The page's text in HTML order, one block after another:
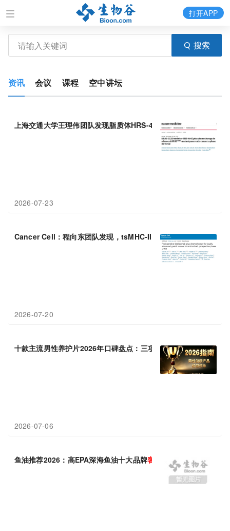
搜索
打开APP
资讯 会议 课程 空中讲坛
上海交通大学王理伟团队发现脂质体HRS-4642联合AG拿下63.3%
2026-07-23
Cancer Cell：程向东团队发现，tsMHC-II阳性胃癌患者围手术期
2026-07-20
十款主流男性养护片2026年口碑盘点：三项核心指标客观解析
2026-07-06
鱼油推荐2026：高EPA深海鱼油十大品牌客观 横评，覆盖国产、